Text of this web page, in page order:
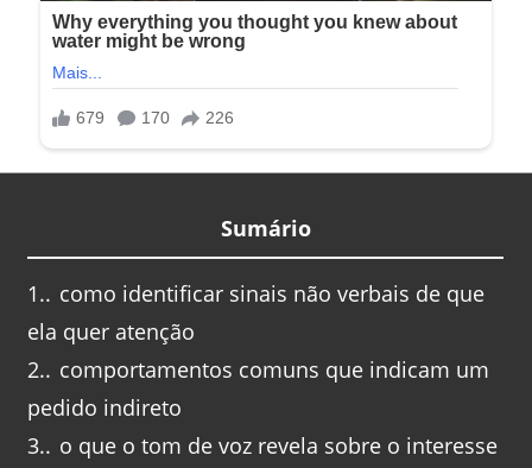
Sumário
1. como identificar sinais não verbais de que
ela quer atenção
2. comportamentos comuns que indicam um
pedido indireto
3. o que o tom de voz revela sobre o interesse